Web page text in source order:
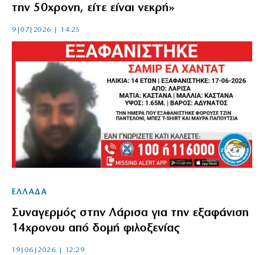
την 50χρονη, είτε είναι νεκρή»
9|07|2026 | 14:25
ΕΛΛΑΔΑ
Συναγερμός στην Λάρισα για την εξαφάνιση
14χρονου από δομή φιλοξενίας
19|06|2026 | 12:29